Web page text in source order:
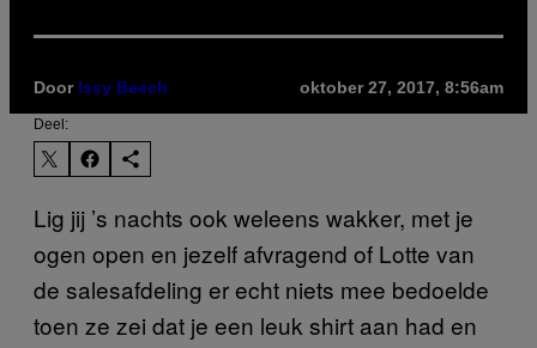
Door Issy Beech oktober 27, 2017, 8:56am
Deel:
Lig jij ’s nachts ook weleens wakker, met je
ogen open en jezelf afvragend of Lotte van
de salesafdeling er echt niets mee bedoelde
toen ze zei dat je een leuk shirt aan had en